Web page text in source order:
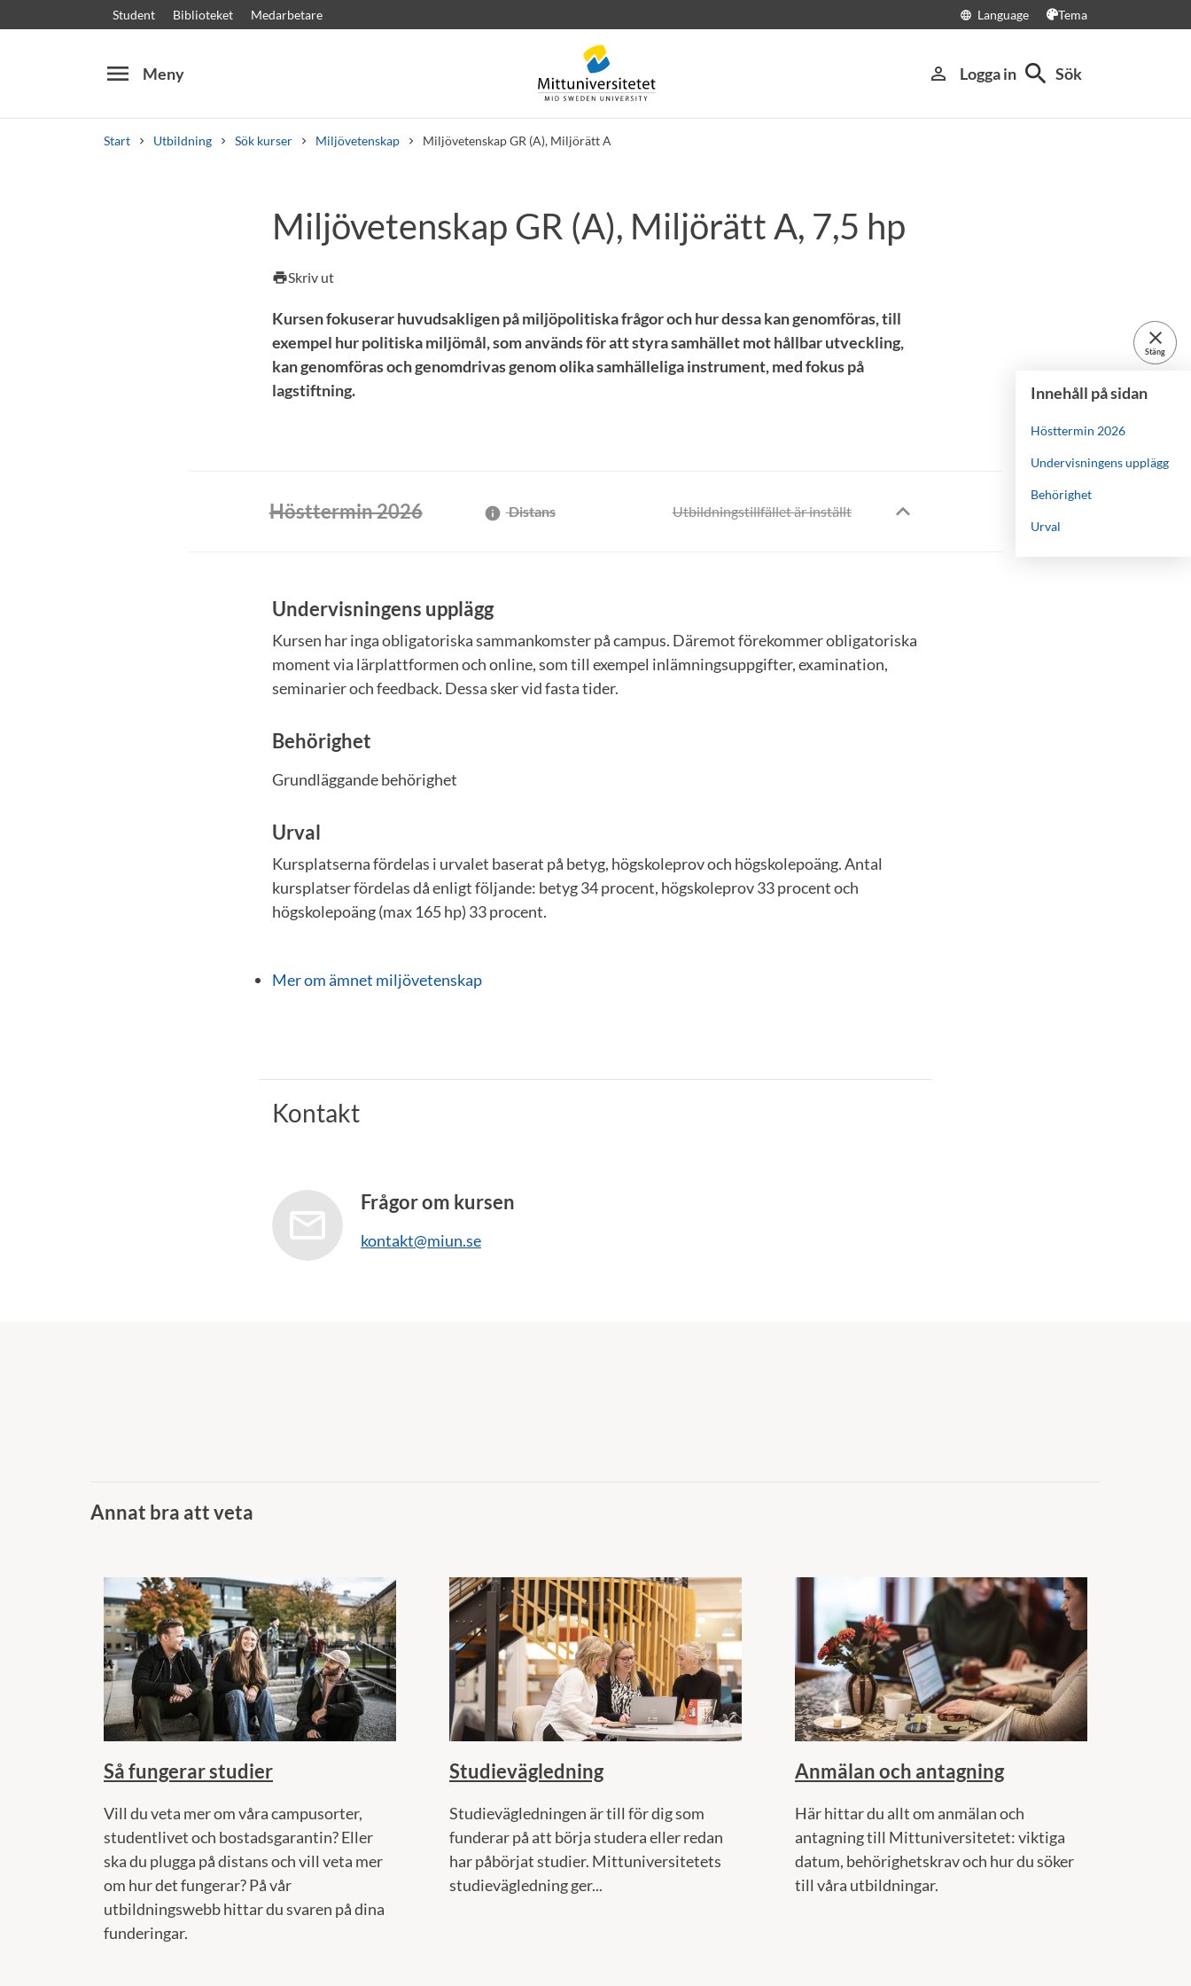
Student Biblioteket Medarbetare language Language Tema
menu Meny person_outline Logga in search Sök
Start Utbildning Sök kurser Miljövetenskap Miljövetenskap GR (A), Miljörätt A
KursplanerVälkomstbrev PersonalLediga jobb
Miljövetenskap GR (A), Miljörätt A, 7,5 hp
printSkriv ut
close
Stäng
Innehåll på sidan
Hösttermin 2026
Undervisningens upplägg
Behörighet
Urval
Kursen fokuserar huvudsakligen på miljöpolitiska frågor och hur dessa kan genomföras, till
exempel hur politiska miljömål, som används för att styra samhället mot hållbar utveckling,
kan genomföras och genomdrivas genom olika samhälleliga instrument, med fokus på
lagstiftning.
Hösttermin 2026 info Distans Utbildningstillfället är inställt
Undervisningens upplägg
Kursen har inga obligatoriska sammankomster på campus. Däremot förekommer obligatoriska
moment via lärplattformen och online, som till exempel inlämningsuppgifter, examination,
seminarier och feedback. Dessa sker vid fasta tider.
Behörighet
Grundläggande behörighet
Urval
Kursplatserna fördelas i urvalet baserat på betyg, högskoleprov och högskolepoäng. Antal
kursplatser fördelas då enligt följande: betyg 34 procent, högskoleprov 33 procent och
högskolepoäng (max 165 hp) 33 procent.
Mer om ämnet miljövetenskap
Kontakt
Frågor om kursen
kontakt@miun.se
Annat bra att veta
Så fungerar studier
Vill du veta mer om våra campusorter,
studentlivet och bostadsgarantin? Eller
ska du plugga på distans och vill veta mer
om hur det fungerar? På vår
utbildningswebb hittar du svaren på dina
funderingar.
Studievägledning
Studievägledningen är till för dig som
funderar på att börja studera eller redan
har påbörjat studier. Mittuniversitetets
studievägledning ger...
Anmälan och antagning
Här hittar du allt om anmälan och
antagning till Mittuniversitetet: viktiga
datum, behörighetskrav och hur du söker
till våra utbildningar.